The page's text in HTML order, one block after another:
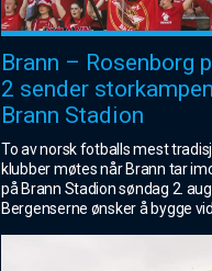
Brann – Rosenborg
2 sender
Brann Stadion
To av norsk fotballs mest
klubber møtes når Brann tar
på Brann Stadion søndag 2.
Bergenserne ønsker å bygge